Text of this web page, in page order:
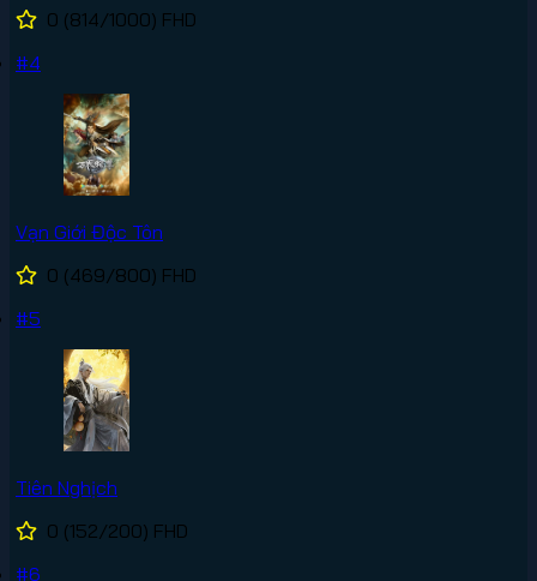
0 (814/1000) FHD
#4
Vạn Giới Độc Tôn
0 (469/800) FHD
#5
Tiên Nghịch
0 (152/200) FHD
#6